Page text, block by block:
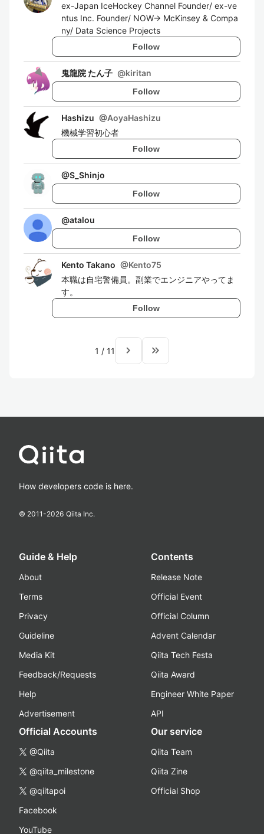
ex-Japan IceHockey Channel Founder/ ex-ve
ntus Inc. Founder/ NOW-> McKinsey & Compa
ny/ Data Science Projects
Follow
鬼龍院 たん子 @kiritan
Follow
Hashizu @AoyaHashizu
機械学習初心者
Follow
@S_Shinjo
Follow
@atalou
Follow
Kento Takano @Kento75
本職は自宅警備員。副業でエンジニアやってま
す。
Follow
1 / 11 navigate_next keyboard_double_arrow_right
How developers code is here.
© 2011-2026 Qiita Inc.
Guide & Help
About
Terms
Privacy
Guideline
Media Kit
Feedback/Requests
Help
Advertisement
Contents
Release Note
Official Event
Official Column
Advent Calendar
Qiita Tech Festa
Qiita Award
Engineer White Paper
API
Official Accounts
@Qiita
@qiita_milestone
@qiitapoi
Facebook
YouTube
Our service
Qiita Team
Qiita Zine
Official Shop